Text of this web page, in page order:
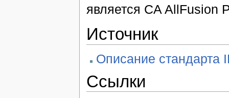
является CA AllFusion
Источник
Описание стандарта
Ссылки